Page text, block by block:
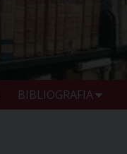
BIBLIOGRAFIA